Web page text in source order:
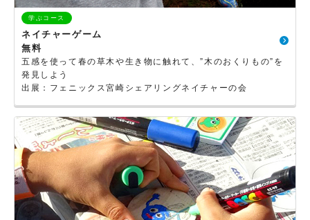
学ぶコース
ネイチャーゲーム
無料
五感を使って春の草木や生き物に触れて、”木のおくりもの”を
発見しよう
出展：フェニックス宮崎シェアリングネイチャーの会